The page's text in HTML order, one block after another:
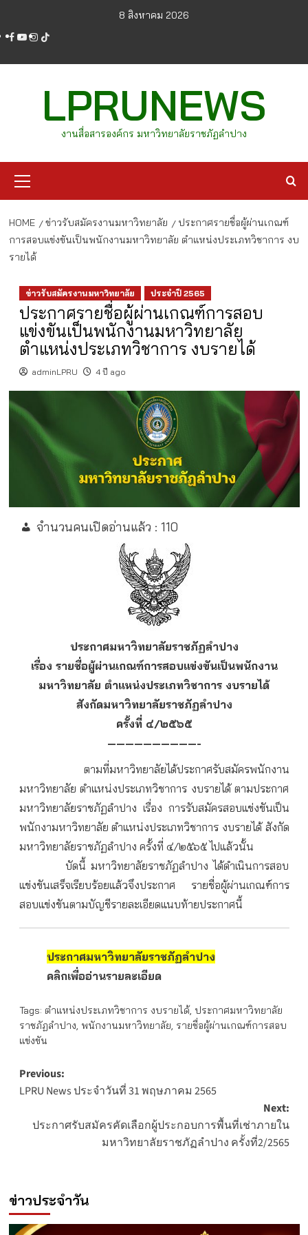
content
8 สิงหาคม 2026
facebook
youtube
instagram
tiktok
LPRUNEWS
งานสื่อสารองค์กร มหาวิทยาลัยราชภัฏลำปาง
Menu
HOME ข่าวรับสมัครงานมหาวิทยาลัย
ประกาศรายชื่อผู้ผ่านเกณฑ์
การสอบแข่งขันเป็นพนักงานมหาวิทยาลัย ตำแหน่งประเภทวิชาการ งบ
รายได้
ข่าวรับสมัครงานมหาวิทยาลัย ประจำปี 2565
ประกาศรายชื่อผู้ผ่านเกณฑ์การสอบ
แข่งขันเป็นพนักงานมหาวิทยาลัย
ตำแหน่งประเภทวิชาการ งบรายได้
adminLPRU 4 ปี ago
จำนวนคนเปิดอ่านแล้ว : 110
ประกาศมหาวิทยาลัยราชภัฏลำปาง
เรื่อง รายชื่อผู้ผ่านเกณฑ์การสอบแข่งขันเป็นพนักงาน
มหาวิทยาลัย ตำแหน่งประเภทวิชาการ งบรายได้
สังกัดมหาวิทยาลัยราชภัฏลำปาง
ครั้งที่ ๔/๒๕๖๕
——————————-
ตามที่มหาวิทยาลัยได้ประกาศรับสมัครพนักงาน
มหาวิทยาลัย ตำแหน่งประเภทวิชาการ งบรายได้ ตามประกาศ
มหาวิทยาลัยราชภัฏลำปาง เรื่อง การรับสมัครสอบแข่งขันเป็น
พนักงามหาวิทยาลัย ตำแหน่งประเภทวิชาการ งบรายได้ สังกัด
มหาวิทยาลัยราชภัฏลำปาง ครั้งที่ ๔/๒๕๖๕ ไปแล้วนั้น
บัดนี้ มหาวิทยาลัยราชภัฏลำปาง ได้ดำเนินการสอบ
แข่งขันเสร็จเรียบร้อยแล้วจึงประกาศ รายชื่อผู้ผ่านเกณฑ์การ
สอบแข่งขันตามบัญชีรายละเอียดแนบท้ายประกาศนี้
ประกาศมหาวิทยาลัยราชภัฏลำปาง
คลิกเพื่ออ่านรายละเอียด
Tags: ตำแหน่งประเภทวิชาการ งบรายได้, ประกาศมหาวิทยาลัย
ราชภัฏลำปาง, พนักงานมหาวิทยาลัย, รายชื่อผู้ผ่านเกณฑ์การสอบ
แข่งขัน
Post
navigation
Previous:
LPRU News ประจำวันที่ 31 พฤษภาคม 2565
Next:
ประกาศรับสมัครคัดเลือกผู้ประกอบการพื้นที่เช่าภายใน
มหาวิทยาลัยราชภัฏลำปาง ครั้งที่2/2565
ข่าวประจำวัน